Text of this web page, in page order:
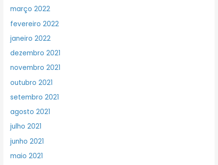
março 2022
fevereiro 2022
janeiro 2022
dezembro 2021
novembro 2021
outubro 2021
setembro 2021
agosto 2021
julho 2021
junho 2021
maio 2021